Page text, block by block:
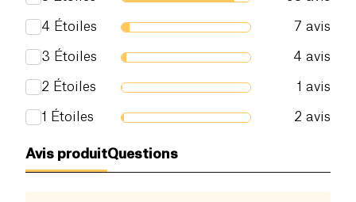
japonais « cha », qui signifie thé, associé au nom
d’un médecin coréen légendaire, Kombu.
4 Étoiles 7 avis
3 Étoiles 4 avis
2 Étoiles 1 avis
1 Étoiles 2 avis
Avis produitQuestions